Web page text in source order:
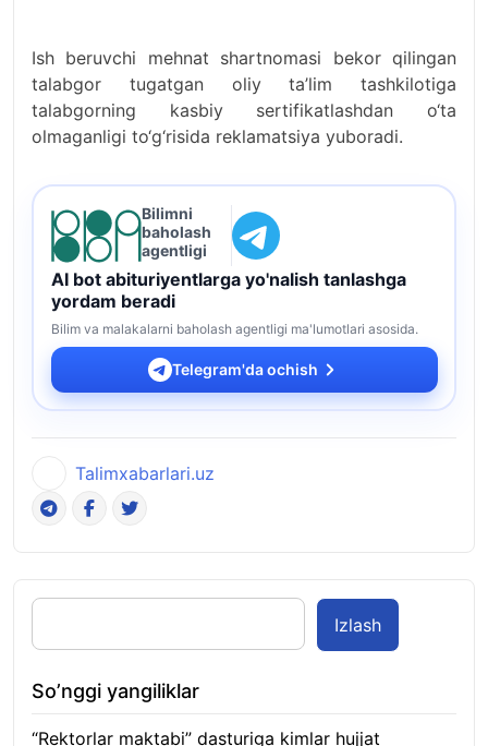
Ish beruvchi mehnat shartnomasi bekor qilingan
talabgor tugatgan oliy ta’lim tashkilotiga
talabgorning kasbiy sertifikatlashdan o‘ta
olmaganligi to‘g‘risida reklamatsiya yuboradi.
Bilimni
baholash
agentligi
AI bot abituriyentlarga yo'nalish tanlashga
yordam beradi
Bilim va malakalarni baholash agentligi ma'lumotlari asosida.
Telegram'da ochish
Talimxabarlari.uz
Izlash
So’nggi yangiliklar
“Rektorlar maktabi” dasturiga kimlar hujjat